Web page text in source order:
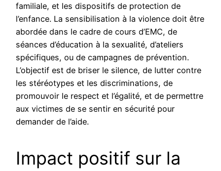
familiale, et les dispositifs de protection de
l’enfance. La sensibilisation à la violence doit être
abordée dans le cadre de cours d’EMC, de
séances d’éducation à la sexualité, d’ateliers
spécifiques, ou de campagnes de prévention.
L’objectif est de briser le silence, de lutter contre
les stéréotypes et les discriminations, de
promouvoir le respect et l’égalité, et de permettre
aux victimes de se sentir en sécurité pour
demander de l’aide.
Impact positif sur la